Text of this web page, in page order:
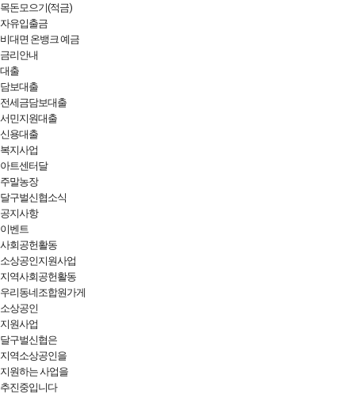
목돈모으기(적금)
자유입출금
비대면 온뱅크 예금
금리안내
대출
담보대출
전세금담보대출
서민지원대출
신용대출
복지사업
아트센터달
주말농장
달구벌신협소식
공지사항
이벤트
사회공헌활동
소상공인지원사업
지역사회공헌활동
우리동네조합원가게
소상공인
지원사업
달구벌신협은
지역소상공인을
지원하는 사업을
추진중입니다